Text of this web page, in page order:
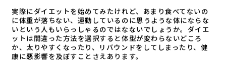
実際にダイエットを始めてみたけれど、あまり食べてないの
に体重が落ちない、運動しているのに思うような体にならな
いという人もいらっしゃるのではなないでしょうか。ダイエ
ットは間違った方法を選択すると体型が変わらないどころ
か、太りやすくなったり、リバウンドをしてしまったり、健
康に悪影響を及ぼすことさえあります。